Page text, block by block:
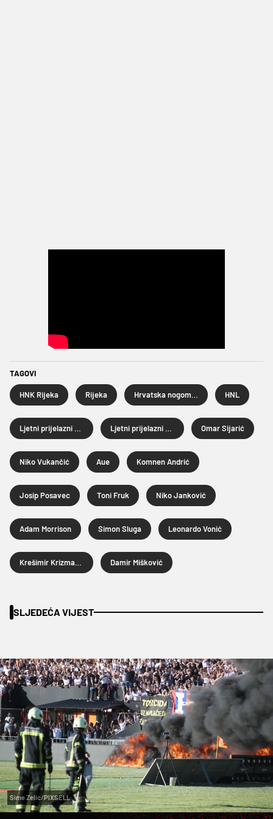
TAGOVI
HNK Rijeka Rijeka HNL
Omar Sijarić
Niko Vukančić Aue Komnen Andrić
Josip Posavec Toni Fruk Niko Janković
Adam Morrison Simon Sluga Leonardo Vonić
Damir Mišković
SLJEDEĆA VIJEST
Sime Zelic/PIXSELL